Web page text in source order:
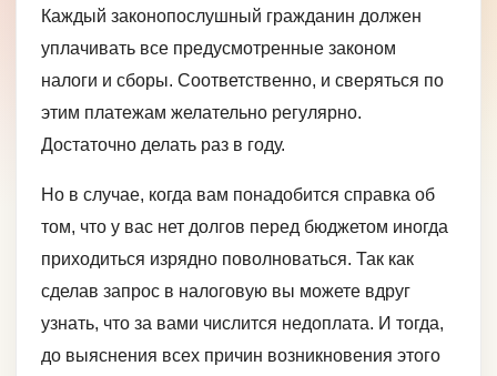
Каждый законопослушный гражданин должен
уплачивать все предусмотренные законом
налоги и сборы. Соответственно, и сверяться по
этим платежам желательно регулярно.
Достаточно делать раз в году.
Но в случае, когда вам понадобится справка об
том, что у вас нет долгов перед бюджетом иногда
приходиться изрядно поволноваться. Так как
сделав запрос в налоговую вы можете вдруг
узнать, что за вами числится недоплата. И тогда,
до выяснения всех причин возникновения этого